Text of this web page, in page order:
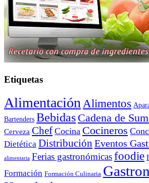
Etiquetas
Alimentación Alimentos
Bartenders Bebidas Cadena de
Cerveza Chef Cocina Cocineros
Dietética Distribución Eventos
alimentaria Ferias gastronómicasfoodie
Formación Formación Culinaria